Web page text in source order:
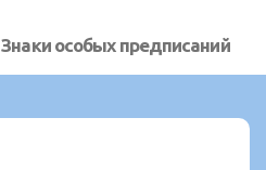
Знаки особых предписаний